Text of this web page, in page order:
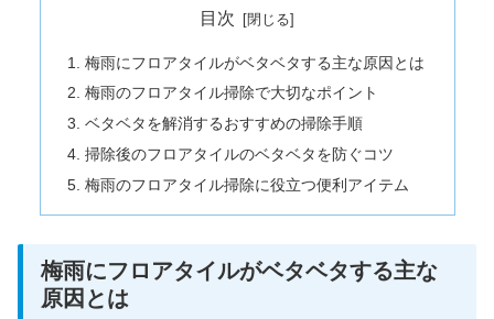
目次
梅雨にフロアタイルがベタベタする主な原因とは
梅雨のフロアタイル掃除で大切なポイント
ベタベタを解消するおすすめの掃除手順
掃除後のフロアタイルのベタベタを防ぐコツ
梅雨のフロアタイル掃除に役立つ便利アイテム
梅雨にフロアタイルがベタベタする主な
原因とは